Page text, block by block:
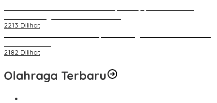
2213 Dilihat
2182 Dilihat
Olahraga Terbaru